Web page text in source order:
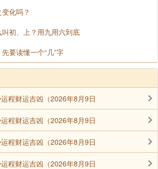
程，我们站在事物的背后本质角度，
络，就能做出相对应的动作，以应对
化吗？
叫初、上？用九用六到底
要读懂一个“几”字
程财运吉凶（2026年8月9日
程财运吉凶（2026年8月9日
程财运吉凶（2026年8月9日
程财运吉凶（2026年8月9日